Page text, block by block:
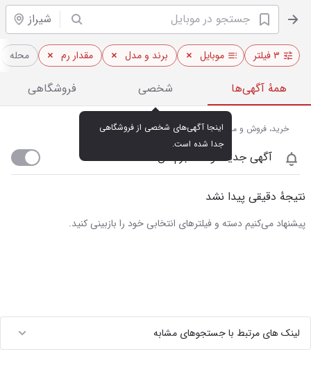
شیراز
۳ فیلتر موبایل برند و مدل مقدار رم محله
همهٔ آگهی‌ها شخصی فروشگاهی
جدا شده است.
خرید، فروش و مشاهده قیمت روز موبایل در شیراز
آگهی جدید اومد خبرم کن
نتیجهٔ دقیقی پیدا نشد
پیشنهاد می‌کنیم دسته و فیلترهای انتخابی خود را بازبینی کنید.
لینک های مرتبط با جستجوهای مشابه